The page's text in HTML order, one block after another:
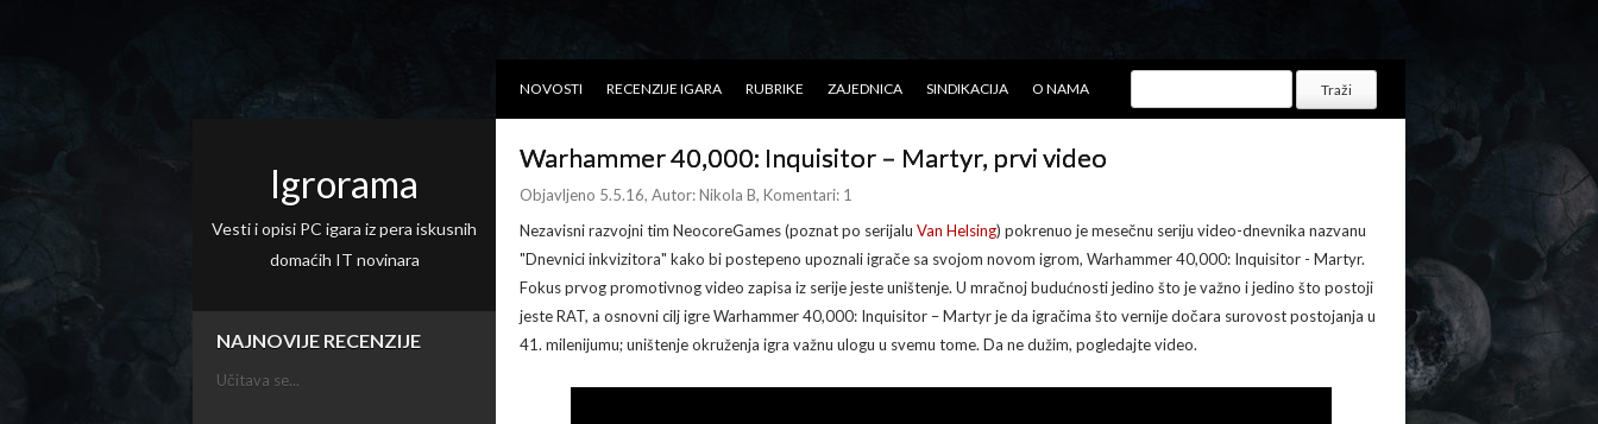
NOVOSTI RECENZIJE IGARA RUBRIKE ZAJEDNICA SINDIKACIJA O NAMA
Igrorama
Vesti i opisi PC igara iz pera iskusnih
domaćih IT novinara
NAJNOVIJE RECENZIJE
Učitava se...
Warhammer 40,000: Inquisitor – Martyr, prvi video
Objavljeno 5.5.16, Autor:Nikola B, Komentari: 1
Nezavisni razvojni tim NeocoreGames (poznat po serijalu Van Helsing) pokrenuo je mesečnu seriju video-dnevnika nazvanu
"Dnevnici inkvizitora" kako bi postepeno upoznali igrače sa svojom novom igrom, Warhammer 40,000: Inquisitor - Martyr.
Fokus prvog promotivnog video zapisa iz serije jeste uništenje. U mračnoj budućnosti jedino što je važno i jedino što postoji
jeste RAT, a osnovni cilj igre Warhammer 40,000: Inquisitor – Martyr je da igračima što vernije dočara surovost postojanja u
41. milenijumu; uništenje okruženja igra važnu ulogu u svemu tome. Da ne dužim, pogledajte video.